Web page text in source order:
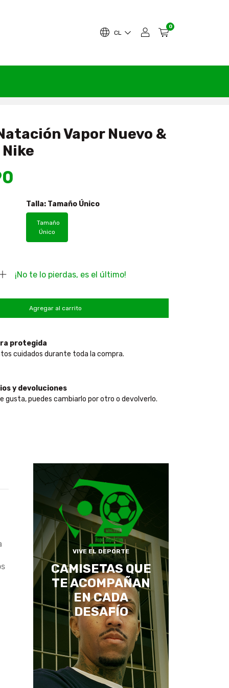
CL
0
Vapor Nuevo &
Talla: Tamaño Único
Tamaño
Único
¡No te lo pierdas, es el último!
protegida
cuidados durante toda la compra.
y devoluciones
gusta, puedes cambiarlo por otro o devolverlo.
VIVE EL DEPORTE
CAMISETAS QUE
TE ACOMPAÑAN
EN CADA
DESAFÍO